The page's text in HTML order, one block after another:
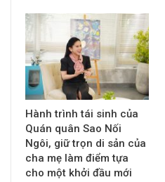
Hành trình tái sinh của
Quán quân Sao Nối
Ngôi, giữ trọn di sản của
cha mẹ làm điểm tựa
cho một khởi đầu mới